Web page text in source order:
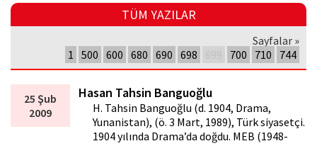
TÜM YAZILAR
Sayfalar »
1 500 600 680 690 698 700 710 744
25 Şub
2009
Hasan Tahsin Banguoğlu
H. Tahsin Banguoğlu (d. 1904, Drama,
Yunanistan), (ö. 3 Mart, 1989), Türk siyasetçi.
1904 yılında Drama’da doğdu. MEB (1948-